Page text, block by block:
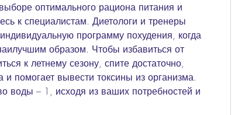
оптимального рациона питания и
к специалистам. Диетологи и тренеры
программу похудения, когда
образом. Чтобы избавиться от
к летнему сезону, спите достаточно,
и помогает вывести токсины из организма.
воды – 1, исходя из ваших потребностей и